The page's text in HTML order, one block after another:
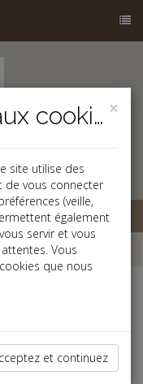
10/06/2026
×
Politique relative aux cookies
site utilise des
de vous connecter
(veille,
également
servir et vous
Vous
que nous
et continuez